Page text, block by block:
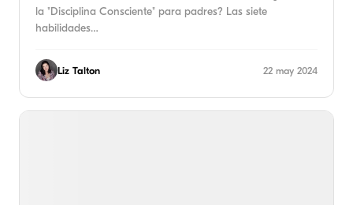
la "Disciplina Consciente" para padres? Las siete
habilidades…
Liz Talton 22 may 2024